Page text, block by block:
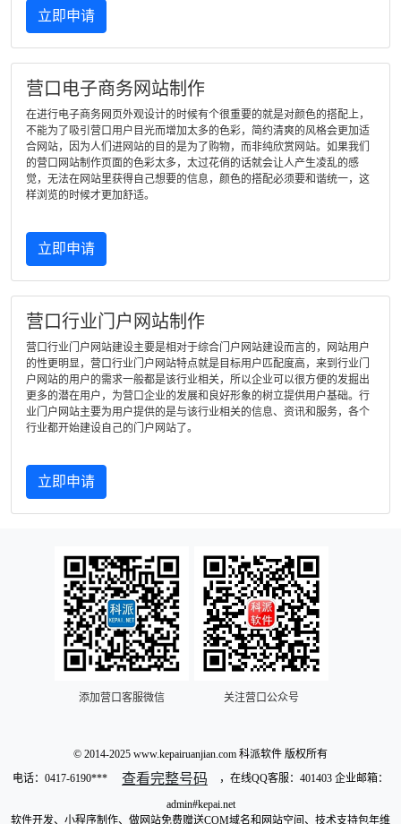
立即申请
营口电子商务网站制作
在进行电子商务网页外观设计的时候有个很重要的就是对颜色的搭配上，
不能为了吸引营口用户目光而增加太多的色彩，简约清爽的风格会更加适
合网站，因为人们进网站的目的是为了购物，而非纯欣赏网站。如果我们
的营口网站制作页面的色彩太多，太过花俏的话就会让人产生凌乱的感
觉，无法在网站里获得自己想要的信息，颜色的搭配必须要和谐统一，这
样浏览的时候才更加舒适。
立即申请
营口行业门户网站制作
营口行业门户网站建设主要是相对于综合门户网站建设而言的，网站用户
的性更明显，营口行业门户网站特点就是目标用户匹配度高，来到行业门
户网站的用户的需求一般都是该行业相关，所以企业可以很方便的发掘出
更多的潜在用户，为营口企业的发展和良好形象的树立提供用户基础。行
业门户网站主要为用户提供的是与该行业相关的信息、资讯和服务，各个
行业都开始建设自己的门户网站了。
立即申请
添加营口客服微信 关注营口公众号
© 2014-2025 www.kepairuanjian.com 科派软件 版权所有
电话： 0417-6190*** 查看完整号码 ，在线QQ客服：401403 企业邮箱：
admin#kepai.net
软件开发、小程序制作、做网站免费赠送COM域名和网站空间、技术支持包年维